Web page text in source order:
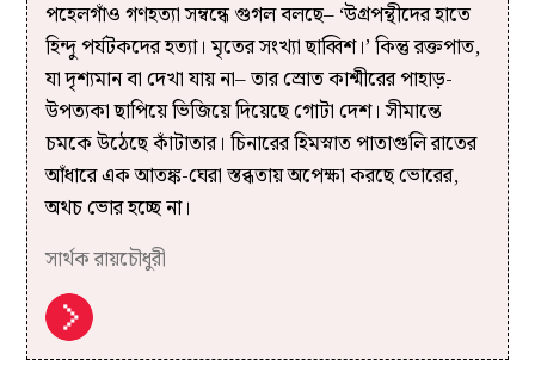
পহেলগাঁও গণহত্যা সম্বন্ধে গুগল বলছে– ‘উগ্রপন্থীদের হাতে
হিন্দু পর্যটকদের হত্যা। মৃতের সংখ্যা ছাব্বিশ।’ কিন্তু রক্তপাত,
যা দৃশ্যমান বা দেখা যায় না– তার স্রোত কাশ্মীরের পাহাড়-
উপত্যকা ছাপিয়ে ভিজিয়ে দিয়েছে গোটা দেশ। সীমান্তে
চমকে উঠেছে কাঁটাতার। চিনারের হিমস্নাত পাতাগুলি রাতের
আঁধারে এক আতঙ্ক-ঘেরা স্তব্ধতায় অপেক্ষা করছে ভোরের,
অথচ ভোর হচ্ছে না।
সার্থক রায়চৌধুরী